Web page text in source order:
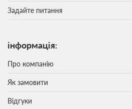
Задайте питання
інформація:
Про компанію
Як замовити
Відгуки